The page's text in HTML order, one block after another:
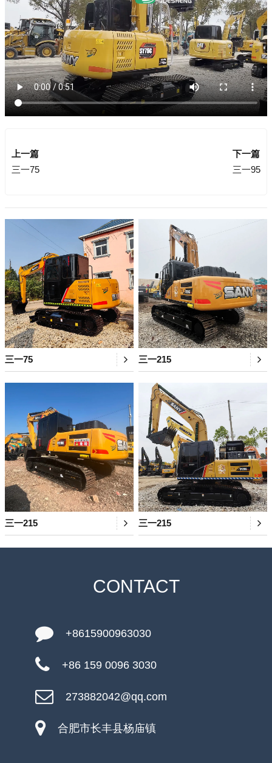
上一篇
三一75
下一篇
三一95
三一75 三一215
三一215 三一215
CONTACT
+8615900963030
+86 159 0096 3030
273882042@qq.com
合肥市长丰县杨庙镇